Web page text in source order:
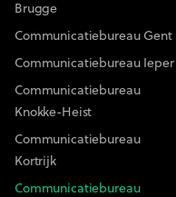
Brugge
Communicatiebureau Gent
Communicatiebureau Ieper
Communicatiebureau
Knokke-Heist
Communicatiebureau
Kortrijk
Communicatiebureau